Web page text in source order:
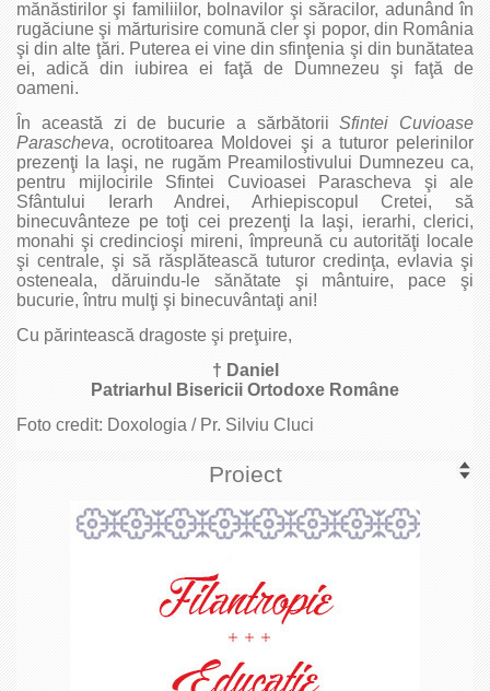
mănăstirilor şi familiilor, bolnavilor şi săracilor, adunând în
rugăciune şi mărturisire comună cler şi popor, din România
şi din alte ţări. Puterea ei vine din sfinţenia şi din bunătatea
ei, adică din iubirea ei faţă de Dumnezeu şi faţă de
oameni.
În această zi de bucurie a sărbătoriiSfintei Cuvioase
Parascheva, ocrotitoarea Moldovei şi a tuturor pelerinilor
prezenţi la Iaşi, ne rugăm Preamilostivului Dumnezeu ca,
pentru mijlocirile Sfintei Cuvioasei Parascheva şi ale
Sfântului Ierarh Andrei, Arhiepiscopul Cretei, să
binecuvânteze pe toţi cei prezenţi la Iaşi, ierarhi, clerici,
monahi şi credincioşi mireni, împreună cu autorităţi locale
şi centrale, şi să răsplătească tuturor credinţa, evlavia şi
osteneala, dăruindu-le sănătate şi mântuire, pace şi
bucurie, întru mulţi şi binecuvântaţi ani!
Cu părintească dragoste şi preţuire,
† Daniel
Patriarhul Bisericii Ortodoxe Române
Foto credit: Doxologia / Pr. Silviu Cluci
Proiect